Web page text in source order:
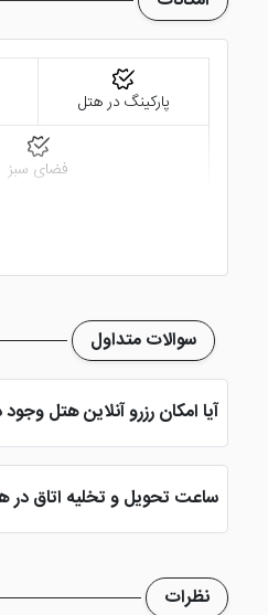
پارکینگ در هتل
فضای سبز
سوالات متداول
آیا امکان رزرو آنلاین هتل وجود
بله، با انتخاب تاریخ ورود و
ساعت تحویل و تخلیه اتاق
ساعت تحویل اتاق ساعت 2 بعد از ظهر و ساعت تخلیه اتاق 12 ظهر می باشد
نظرات